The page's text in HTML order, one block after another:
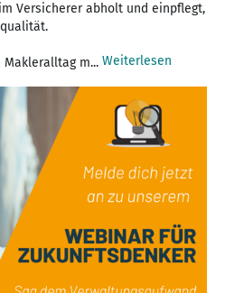
Versicherer abholt und einpflegt,
m... Weiterlesen